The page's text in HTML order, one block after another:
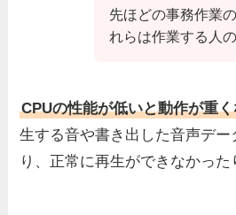
先ほどの事務作業
れらは作業する人
CPUの性能が低いと動作が重
生する音や書き出した音声デー
り、正常に再生ができなかった